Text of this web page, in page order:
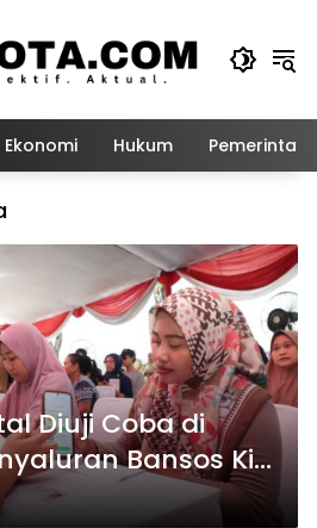
Ekonomi Hukum
Diuji Coba di
Bansos Kini
Akurat